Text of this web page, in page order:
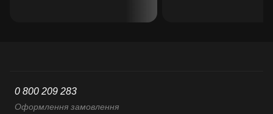
0 800 209 283
Оформлення замовлення